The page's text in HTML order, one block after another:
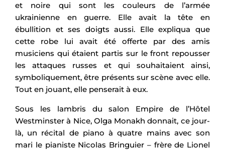
et noire qui sont les couleurs de l’armée
ukrainienne en guerre. Elle avait la tête en
ébullition et ses doigts aussi. Elle expliqua que
cette robe lui avait été offerte par des amis
musiciens qui étaient partis sur le front repousser
les attaques russes et qui souhaitaient ainsi,
symboliquement, être présents sur scène avec elle.
Tout en jouant, elle penserait à eux.
Sous les lambris du salon Empire de l’Hôtel
Westminster à Nice, Olga Monakh donnait, ce jour-
là, un récital de piano à quatre mains avec son
mari le pianiste Nicolas Bringuier – frère de Lionel